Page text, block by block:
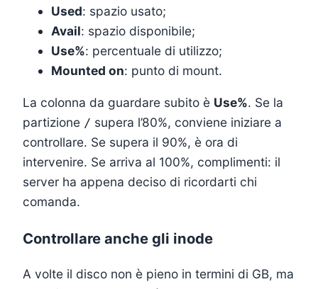
Used: spazio usato;
Avail: spazio disponibile;
Use%: percentuale di utilizzo;
Mounted on: punto di mount.
La colonna da guardare subito è Use%. Se la
partizione / supera l’80%, conviene iniziare a
controllare. Se supera il 90%, è ora di
intervenire. Se arriva al 100%, complimenti: il
server ha appena deciso di ricordarti chi
comanda.
Controllare anche gli inode
A volte il disco non è pieno in termini di GB, ma